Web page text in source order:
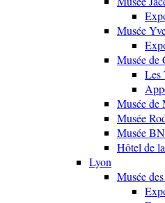
Musée
Musée de
Les
Musée de
Musée
Musée
Hôtel de
Lyon
Musée